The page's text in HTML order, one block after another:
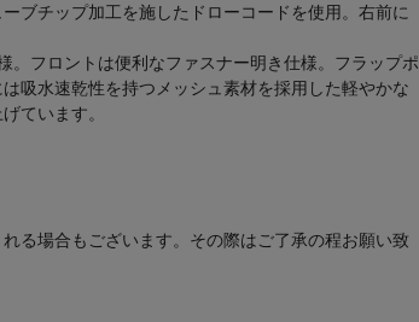
ブチップ加工を施したドローコードを使用。右前に
。フロントは便利なファスナー明き仕様。フラップポ
吸水速乾性を持つメッシュ素材を採用した軽やかな
ています。
る場合もございます。その際はご了承の程お願い致